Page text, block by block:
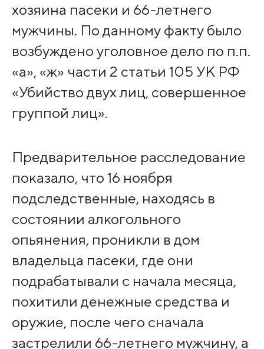
хозяина пасеки и 66-летнего
мужчины. По данному факту было
возбуждено уголовное дело по п.п.
«а», «ж» части 2 статьи 105 УК РФ
«Убийство двух лиц, совершенное
группой лиц».
Предварительное расследование
показало, что 16 ноября
подследственные, находясь в
состоянии алкогольного
опьянения, проникли в дом
владельца пасеки, где они
подрабатывали с начала месяца,
похитили денежные средства и
оружие, после чего сначала
застрелили 66-летнего мужчину, а